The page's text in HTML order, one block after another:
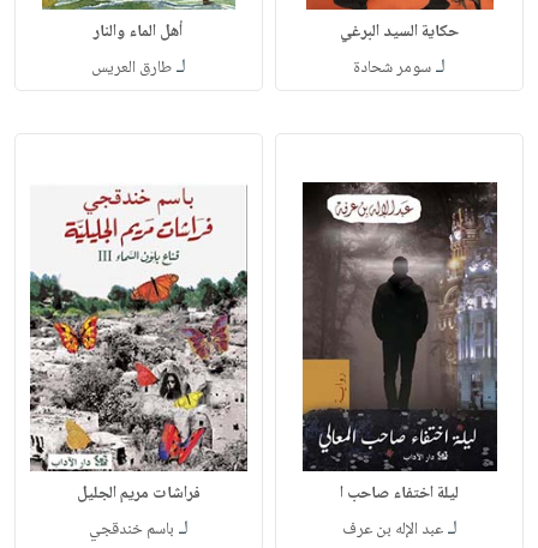
حكاية السيد البرغي
لـسومر شحادة
أهل الماء والنار
لـطارق العريس
ليلة اختفاء صاحب ا
لـعبد الإله بن عرف
فراشات مريم الجليل
لـ باسم خندقجي